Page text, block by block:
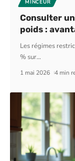
MINCEUR
Consulter
poids :
Les régimes
% sur…
1 mai 2026 4 min